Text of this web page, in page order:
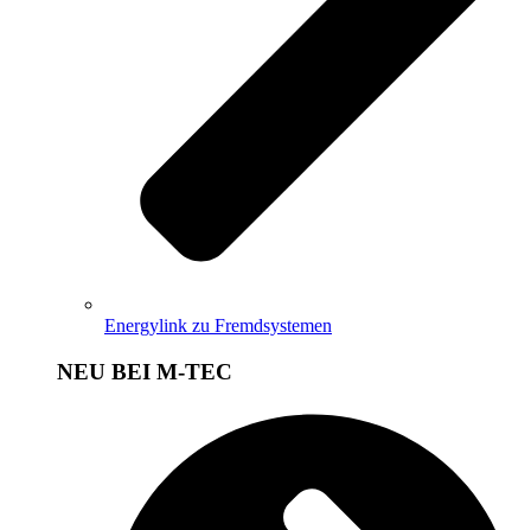
Energylink zu Fremdsystemen
NEU BEI M-TEC